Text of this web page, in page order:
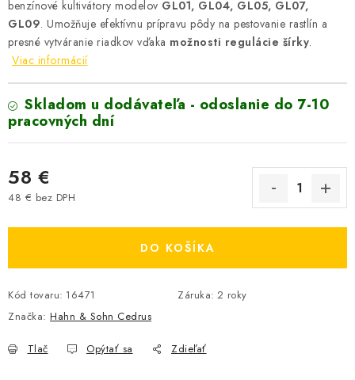
Obchodné podmienky
Zásady ochrany osobných údajov
Ceny přepravy
Kontakty
benzínové kultivátory modelov GL01, GL04, GL05, GL07,
GL09. Umožňuje efektívnu prípravu pôdy na pestovanie rastlín a
presné vytváranie riadkov vďaka možnosti regulácie šírky.
Viac informácií
Skladom u dodávateľa - odoslanie do 7-10
pracovných dní
58 €
48 € bez DPH
DO KOŠÍKA
Kód tovaru: 16471 Záruka: 2 roky
Značka: Hahn & Sohn Cedrus
Tlač Opýtať sa Zdieľať